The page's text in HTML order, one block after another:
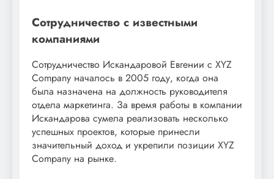
Сотрудничество с известными
компаниями
Сотрудничество Искандаровой Евгении с XYZ
Company началось в 2005 году, когда она
была назначена на должность руководителя
отдела маркетинга. За время работы в компании
Искандарова сумела реализовать несколько
успешных проектов, которые принесли
значительный доход и укрепили позиции XYZ
Company на рынке.